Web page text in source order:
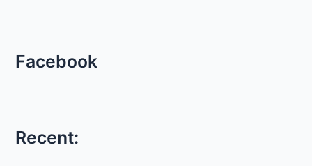
Facebook
Recent: